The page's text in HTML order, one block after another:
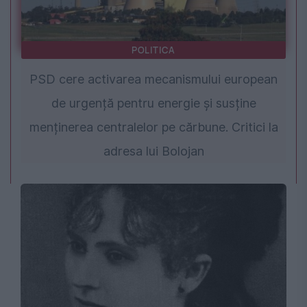
POLITICA
PSD cere activarea mecanismului european
de urgență pentru energie și susține
menținerea centralelor pe cărbune. Critici la
adresa lui Bolojan